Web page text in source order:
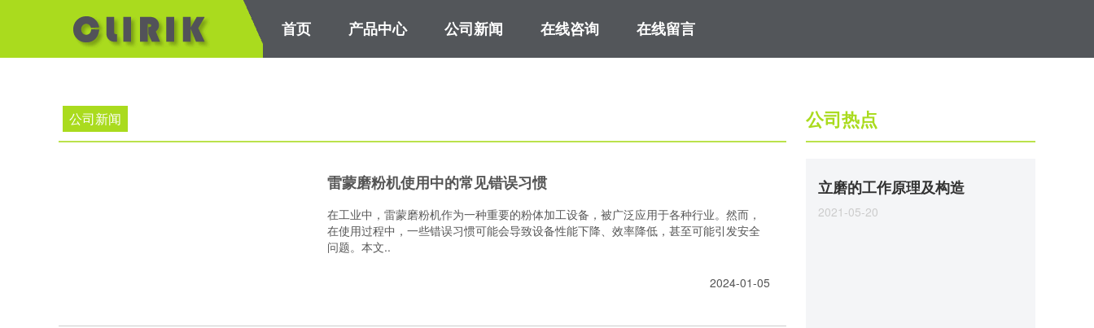
首页 产品中心 公司新闻 在线咨询 在线留言
公司新闻
雷蒙磨粉机使用中的常见错误习惯
在工业中，雷蒙磨粉机作为一种重要的粉体加工设备，被广泛应用于各种行业。然而，
在使用过程中，一些错误习惯可能会导致设备性能下降、效率降低，甚至可能引发安全
问题。本文..
2024-01-05
公司热点
立磨的工作原理及构造
2021-05-20